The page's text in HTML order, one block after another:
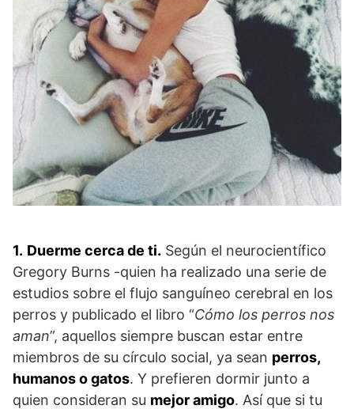
1. Duerme cerca de ti. Según el neurocientífico
Gregory Burns -quien ha realizado una serie de
estudios sobre el flujo sanguíneo cerebral en los
perros y publicado el libro “Cómo los perros nos
aman”, aquellos siempre buscan estar entre
miembros de su círculo social, ya sean perros,
humanos o gatos. Y prefieren dormir junto a
quien consideran su mejor amigo. Así que si tu